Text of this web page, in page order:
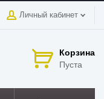
Личный кабинет
Корзина
Пуста